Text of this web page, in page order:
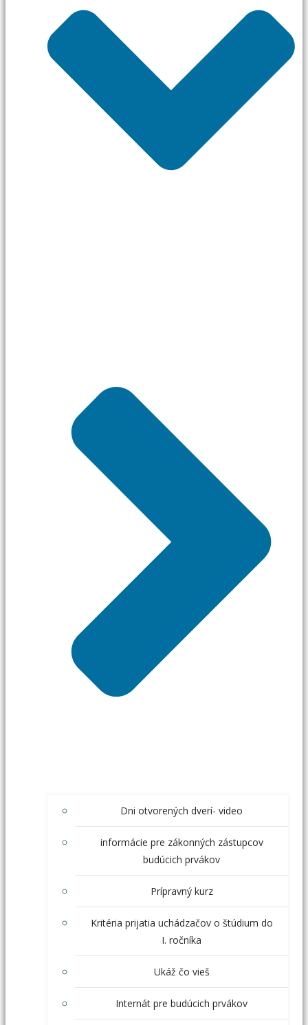
Dni otvorených dverí- video
informácie pre zákonných zástupcov
budúcich prvákov
Prípravný kurz
Kritéria prijatia uchádzačov o štúdium do
I. ročníka
Ukáž čo vieš
Internát pre budúcich prvákov